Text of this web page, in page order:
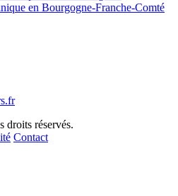
en Bourgogne-Franche-Comté
droits réservés.
Contact